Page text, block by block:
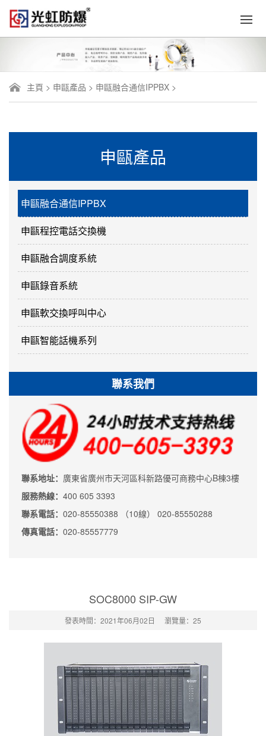
主頁 > 申甌產品 > 申甌融合通信IPPBX >
申甌產品
申甌融合通信IPPBX
申甌程控電話交換機
申甌融合調度系統
申甌錄音系統
申甌軟交換呼叫中心
申甌智能話機系列
聯系我們
聯系地址： 廣東省廣州市天河區科新路優可商務中心B棟3樓
服務熱線： 400 605 3393
聯系電話： 020-85550388 （10線） 020-85550288
傳真電話： 020-85557779
SOC8000 SIP-GW
發表時間：2021年06月02日 瀏覽量：25